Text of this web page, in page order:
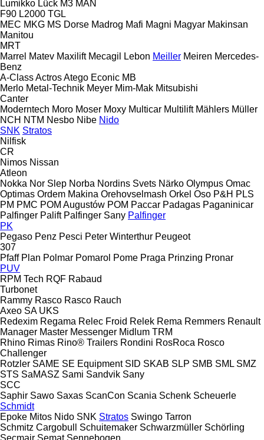
Lumikko Lück M3 MAN
F90 L2000 TGL
MEC MKG MS Dorse Madrog Mafi Magni Magyar Makinsan
Manitou
MRT
Marrel Matev Maxilift Mecagil Lebon Meiller Meiren Mercedes-
Benz
A-ClassActrosAtego Econic MB
Merlo Metal-Technik Meyer Mim-Mak Mitsubishi
Canter
Moderntech Moro Moser Moxy Multicar Multilift Mählers Müller
NCH NTM Nesbo Nibe Nido
SNK Stratos
Nilfisk
CR
Nimos Nissan
Atleon
Nokka Nor Slep Norba Nordins Svets Närko Olympus Omac
Optimas Ordem Makina Orehovselmash Orkel Oso P&H PLS
PM PMC POM Augustów POM Paccar Padagas Paganinicar
Palfinger Palift Palfinger Sany Palfinger
PK
Pegaso Penz Pesci Peter Winterthur Peugeot
307
Pfaff Plan Polmar Pomarol Pome Praga Prinzing Pronar
PUV
RPM Tech RQF Rabaud
Turbonet
Rammy Rasco Rasco Rauch
Axeo SA UKS
Redexim Regama Relec Froid Relek Rema Remmers Renault
Manager Master Messenger Midlum TRM
Rhino Rimas Rino® Trailers Rondini RosRoca Rosco
Challenger
Rotzler SAME SE Equipment SID SKAB SLP SMB SML SMZ
STS SaMASZ Sami Sandvik Sany
SCC
Saphir Sawo Saxas ScanCon Scania Schenk Scheuerle
Schmidt
Epoke Mitos Nido SNK Stratos Swingo Tarron
Schmitz Cargobull
Schuitemaker Schwarzmüller Schörling
Secmair Semat Sennebogen